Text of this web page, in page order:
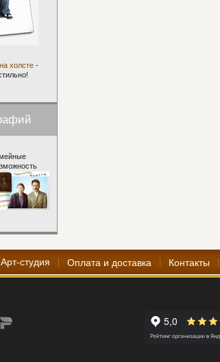
холсте -
Арт-студия